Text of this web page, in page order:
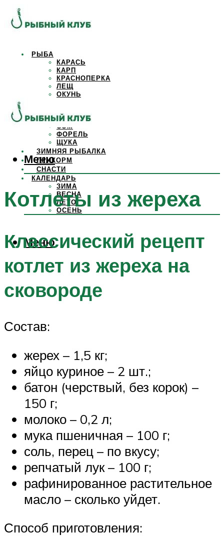
РЫБА
КАРАСЬ
КАРП
КРАСНОПЕРКА
ЛЕЩ
ОКУНЬ
САЗАН
СОМ
ФОРЕЛЬ
ЩУКА
ЗИМНЯЯ РЫБАЛКА
ПРИКОРМ
СНАСТИ
КАЛЕНДАРЬ
ЗИМА
ВЕСНА
ЛЕТО
ОСЕНЬ
Меню
Меню
Котлеты из жереха
Классический рецепт
котлет из жереха на
сковороде
Состав:
жерех – 1,5 кг;
яйцо куриное – 2 шт.;
батон (черствый, без корок) –
150 г;
молоко – 0,2 л;
мука пшеничная – 100 г;
соль, перец – по вкусу;
репчатый лук – 100 г;
рафинированное растительное
масло – сколько уйдет.
Способ приготовления: